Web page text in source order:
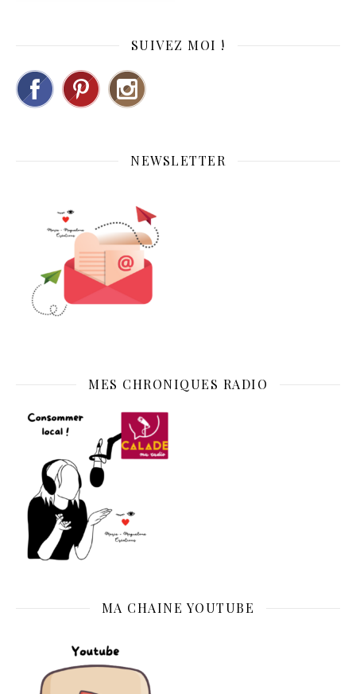
SUIVEZ MOI !
NEWSLETTER
MES CHRONIQUES RADIO
MA CHAINE YOUTUBE